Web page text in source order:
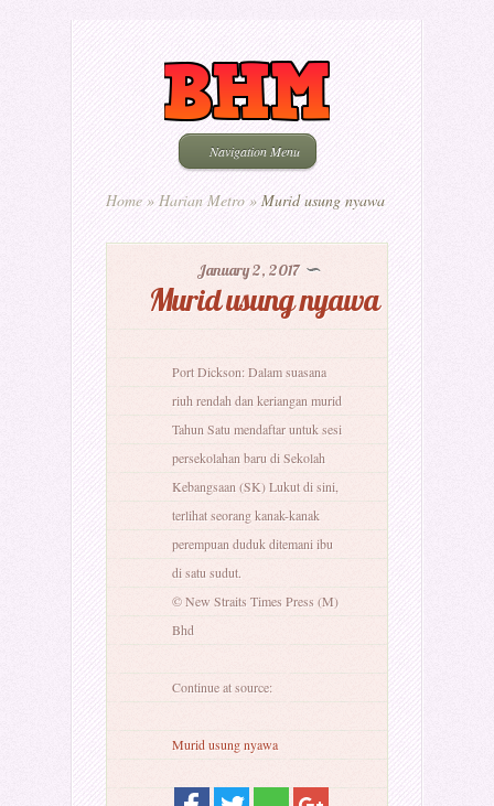
Navigation Menu
Home » Harian Metro » Murid usung nyawa
January 2, 2017
Murid usung nyawa
Port Dickson: Dalam suasana
riuh rendah dan keriangan murid
Tahun Satu mendaftar untuk sesi
persekolahan baru di Sekolah
Kebangsaan (SK) Lukut di sini,
terlihat seorang kanak-kanak
perempuan duduk ditemani ibu
di satu sudut.
© New Straits Times Press (M)
Bhd
Continue at source:
Murid usung nyawa